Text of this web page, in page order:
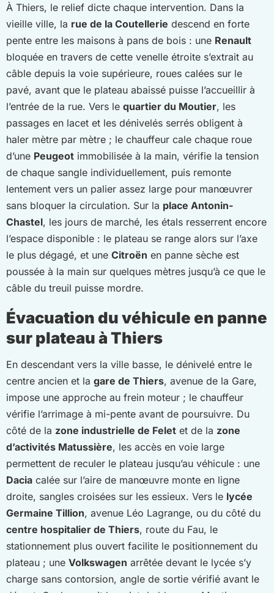
À Thiers, le relief dicte chaque intervention. Dans la
vieille ville, la rue de la Coutellerie descend en forte
pente entre les maisons à pans de bois : une Renault
bloquée en travers de cette venelle étroite s’extrait au
câble depuis la voie supérieure, roues calées sur le
pavé, avant que le plateau abaissé puisse l’accueillir à
l’entrée de la rue. Vers le quartier du Moutier, les
passages en lacet et les dénivelés serrés obligent à
haler mètre par mètre ; le chauffeur cale chaque roue
d’une Peugeot immobilisée à la main, vérifie la tension
de chaque sangle individuellement, puis remonte
lentement vers un palier assez large pour manœuvrer
sans bloquer la circulation. Sur la place Antonin-
Chastel, les jours de marché, les étals resserrent encore
l’espace disponible : le plateau se range alors sur l’axe
le plus dégagé, et une Citroën en panne sèche est
poussée à la main sur quelques mètres jusqu’à ce que le
câble du treuil puisse mordre.
Évacuation du véhicule en panne
sur plateau à Thiers
En descendant vers la ville basse, le dénivelé entre le
centre ancien et la gare de Thiers, avenue de la Gare,
impose une approche au frein moteur ; le chauffeur
vérifie l’arrimage à mi-pente avant de poursuivre. Du
côté de la zone industrielle de Felet et de la zone
d’activités Matussière, les accès en voie large
permettent de reculer le plateau jusqu’au véhicule : une
Dacia calée sur l’aire de manœuvre monte en ligne
droite, sangles croisées sur les essieux. Vers le lycée
Germaine Tillion, avenue Léo Lagrange, ou du côté du
centre hospitalier de Thiers, route du Fau, le
stationnement plus ouvert facilite le positionnement du
plateau ; une Volkswagen arrêtée devant le lycée s’y
charge sans contorsion, angle de sortie vérifié avant le